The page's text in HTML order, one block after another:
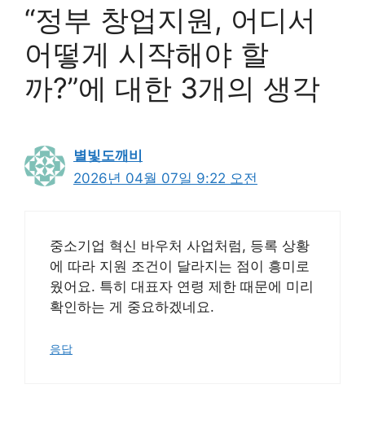
“정부 창업지원, 어디서
어떻게 시작해야 할
까?”에 대한 3개의 생각
별빛도깨비
2026년 04월 07일 9:22 오전
중소기업 혁신 바우처 사업처럼, 등록 상황
에 따라 지원 조건이 달라지는 점이 흥미로
웠어요. 특히 대표자 연령 제한 때문에 미리
확인하는 게 중요하겠네요.
응답